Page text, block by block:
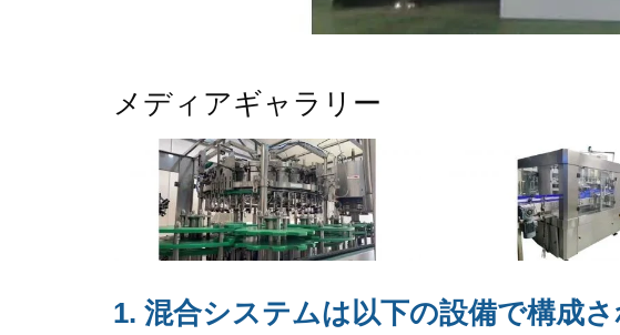
メディアギャラリー
1. 混合システムは以下の設備で構成